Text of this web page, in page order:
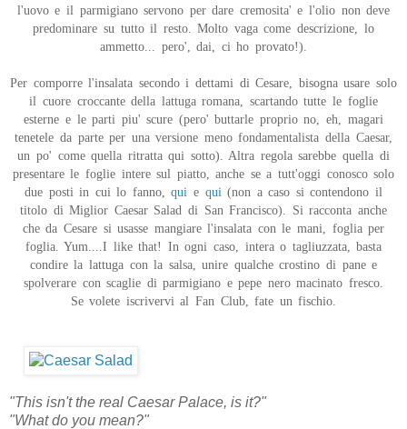
l'uovo e il parmigiano servono per dare cremosita' e l'olio non deve
predominare su tutto il resto. Molto vaga come descrizione, lo
ammetto... pero', dai, ci ho provato!).
Per comporre l'insalata secondo i dettami di Cesare, bisogna usare solo
il cuore croccante della lattuga romana, scartando tutte le foglie
esterne e le parti piu' scure (pero' buttarle proprio no, eh, magari
tenetele da parte per una versione meno fondamentalista della Caesar,
un po' come quella ritratta qui sotto). Altra regola sarebbe quella di
presentare le foglie intere sul piatto, anche se a tutt'oggi conosco solo
due posti in cui lo fanno,qui e qui (non a caso si contendono il
titolo di Miglior Caesar Salad di San Francisco). Si racconta anche
che da Cesare si usasse mangiare l'insalata con le mani, foglia per
foglia. Yum....I like that! In ogni caso, intera o tagliuzzata, basta
condire la lattuga con la salsa, unire qualche crostino di pane e
spolverare con scaglie di parmigiano e pepe nero macinato fresco.
Se volete iscrivervi al Fan Club, fate un fischio.
"This isn't the real Caesar Palace, is it?"
"What do you mean?"